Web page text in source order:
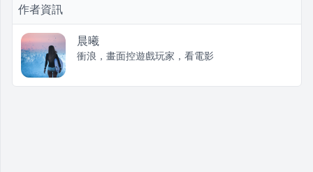
作者資訊
晨曦
衝浪，畫面控遊戲玩家，看電影